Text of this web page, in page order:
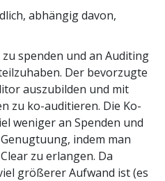
abhängig davon,
spenden und an Auditing
Der bevorzugte
auszubilden und mit
zu ko-auditieren. Die Ko-
weniger an Spenden und
indem man
zu erlangen. Da
größerer Aufwand ist (es